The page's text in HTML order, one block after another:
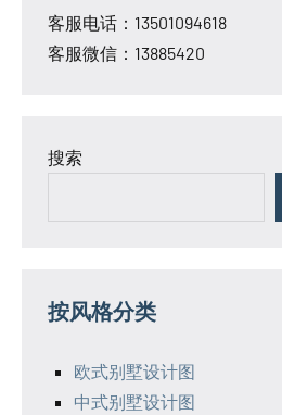
客服电话：13501094618
客服微信：13885420
搜索
按风格分类
欧式别墅设计图
中式别墅设计图